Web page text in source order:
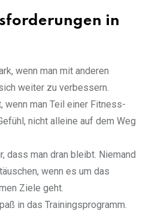
in
wenn man mit anderen
weiter zu verbessern.
wenn man Teil einer Fitness-
nicht alleine auf dem Weg
dass man dran bleibt. Niemand
wenn es um das
Ziele geht.
in das Trainingsprogramm.